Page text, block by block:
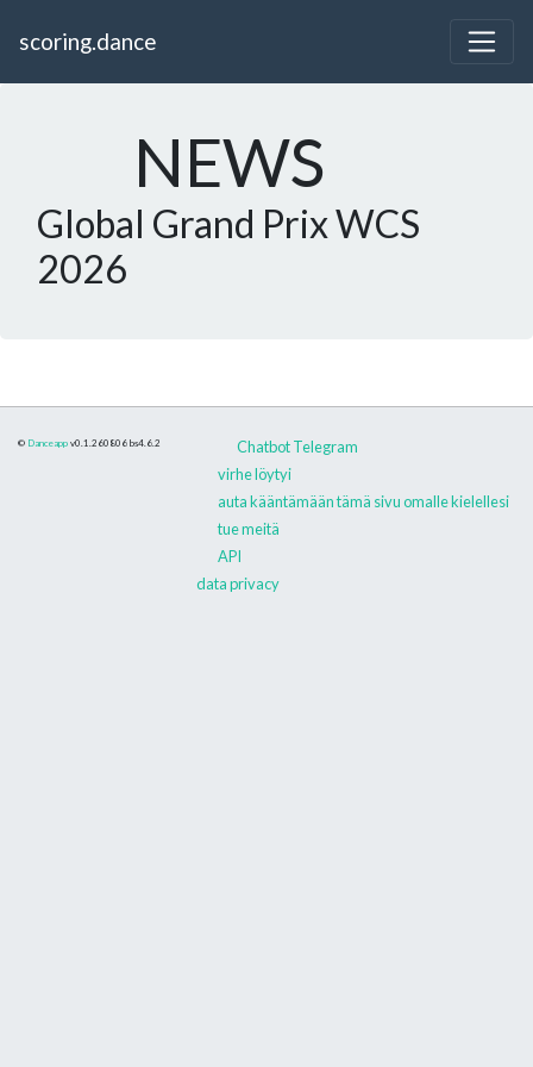
scoring.dance
NEWS
Global Grand Prix WCS
2026
© Danceapp v0.1.260806 bs4.6.2
Chatbot Telegram
virhe löytyi
auta kääntämään tämä sivu omalle kielellesi
tue meitä
API
data privacy